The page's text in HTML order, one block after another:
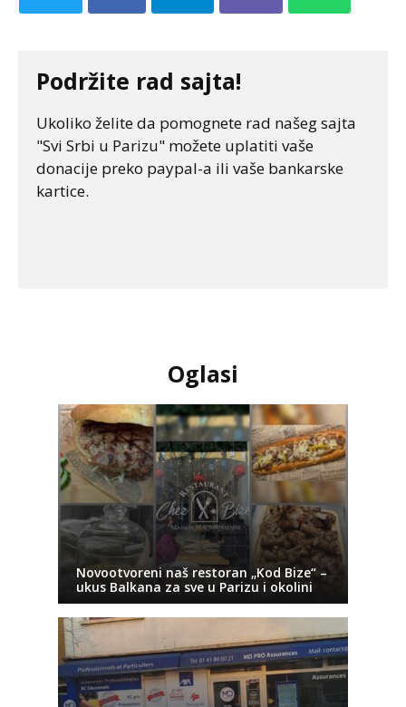
Podržite rad sajta!
Ukoliko želite da pomognete rad našeg sajta
"Svi Srbi u Parizu" možete uplatiti vaše
donacije preko paypal-a ili vaše bankarske
kartice.
Oglasi
Novootvoreni naš restoran „Kod Bize“ –
ukus Balkana za sve u Parizu i okolini